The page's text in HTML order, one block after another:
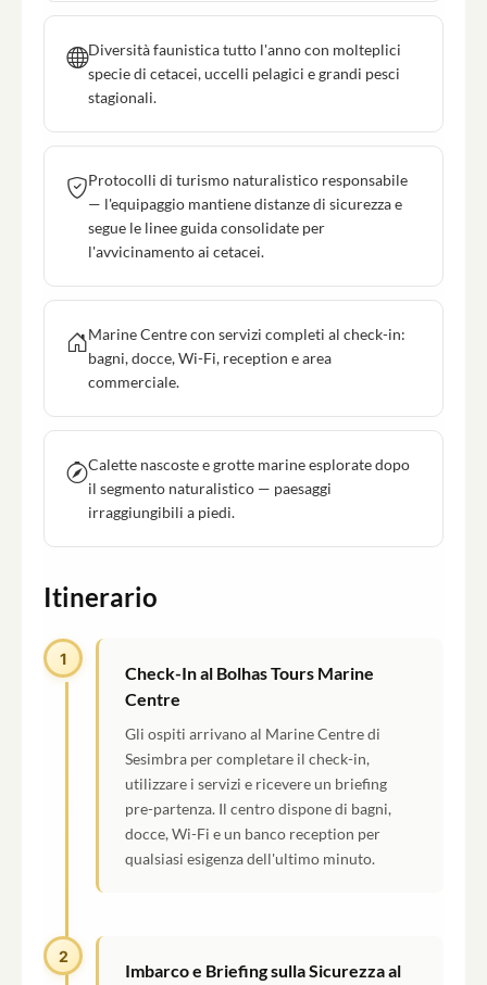
Diversità faunistica tutto l'anno con molteplici
specie di cetacei, uccelli pelagici e grandi pesci
stagionali.
Protocolli di turismo naturalistico responsabile
— l'equipaggio mantiene distanze di sicurezza e
segue le linee guida consolidate per
l'avvicinamento ai cetacei.
Marine Centre con servizi completi al check-in:
bagni, docce, Wi-Fi, reception e area
commerciale.
Calette nascoste e grotte marine esplorate dopo
il segmento naturalistico — paesaggi
irraggiungibili a piedi.
Itinerario
1
Check-In al Bolhas Tours Marine
Centre
Gli ospiti arrivano al Marine Centre di
Sesimbra per completare il check-in,
utilizzare i servizi e ricevere un briefing
pre-partenza. Il centro dispone di bagni,
docce, Wi-Fi e un banco reception per
qualsiasi esigenza dell'ultimo minuto.
2
Imbarco e Briefing sulla Sicurezza al